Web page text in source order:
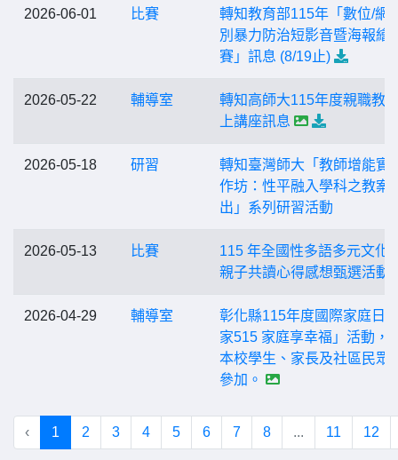
2026-06-01 比賽
轉知教育部115年「數位/網
別暴力防治短影音暨海報繪
賽」訊息 (8/19止)
2026-05-22 輔導室
轉知高師大115年度親職教
上講座訊息
2026-05-18 研習
轉知臺灣師大「教師增能實
作坊：性平融入學科之教案
出」系列研習活動
2026-05-13 比賽
115 年全國性多語多元文化
親子共讀心得感想甄選活動
2026-04-29 輔導室
彰化縣115年度國際家庭日
家515 家庭享幸福」活動，
本校學生、家長及社區民眾
參加。
‹ 1 2 3 4 5 6 7 8 ... 11 12